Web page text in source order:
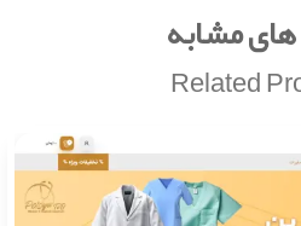
مشابه
Related